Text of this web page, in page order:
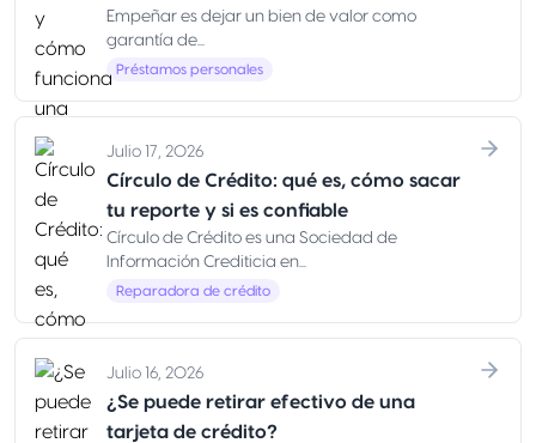
Empeñar es dejar un bien de valor como
garantía de...
Préstamos personales
Julio 17, 2026
Círculo de Crédito: qué es, cómo sacar
tu reporte y si es confiable
Círculo de Crédito es una Sociedad de
Información Crediticia en...
Reparadora de crédito
Julio 16, 2026
¿Se puede retirar efectivo de una
tarjeta de crédito?